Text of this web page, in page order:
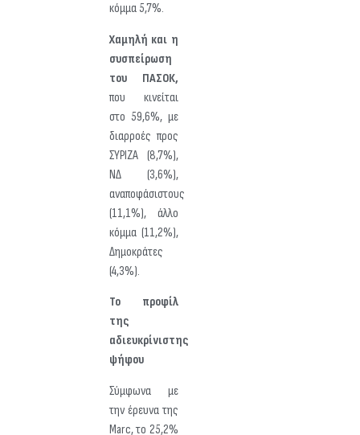
κόμμα 5,7%.
Χαμηλή και η
συσπείρωση
του ΠΑΣΟΚ,
που κινείται
στο 59,6%, με
διαρροές προς
ΣΥΡΙΖΑ (8,7%),
ΝΔ (3,6%),
αναποφάσιστους
(11,1%), άλλο
κόμμα (11,2%),
Δημοκράτες
(4,3%).
Το προφίλ
της
αδιευκρίνιστης
ψήφου
Σύμφωνα με
την έρευνα της
Marc, το 25,2%